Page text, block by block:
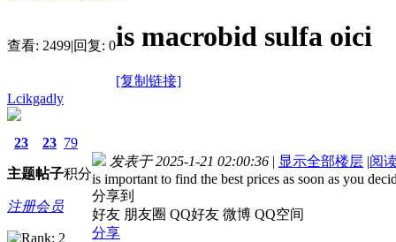
查看: 2499|回复: 0is macrobid sulfa oici
[复制链接]
Lcikgadly
23
主题
23
帖子
79
积分
注册会员
发表于 2025-1-21 02:00:36 | 显示全部楼层 |阅
is important to find the best prices as soon as you
分享到
好友 朋友圈 QQ好友 微博 QQ空间
分享